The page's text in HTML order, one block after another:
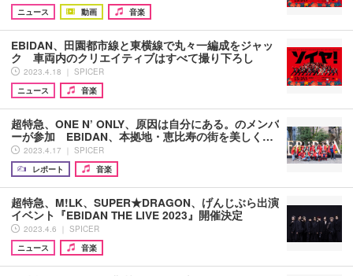
ニュース
動画 音楽
EBiDAN、田園都市線と東横線で丸々一編成をジャッ
ク 車両内のクリエイティブはすべて撮り下ろし
2023.4.18 ｜ SPICER
ニュース
音楽
超特急、ONE N’ ONLY、原因は自分にある。のメンバ
ーが参加 EBiDAN、本拠地・恵比寿の街を美しく…
2023.4.17 ｜ SPICER
レポート
音楽
超特急、M!LK、SUPER★DRAGON、げんじぶら出演
イベント『EBiDAN THE LIVE 2023』開催決定
2023.4.6 ｜ SPICER
ニュース
音楽